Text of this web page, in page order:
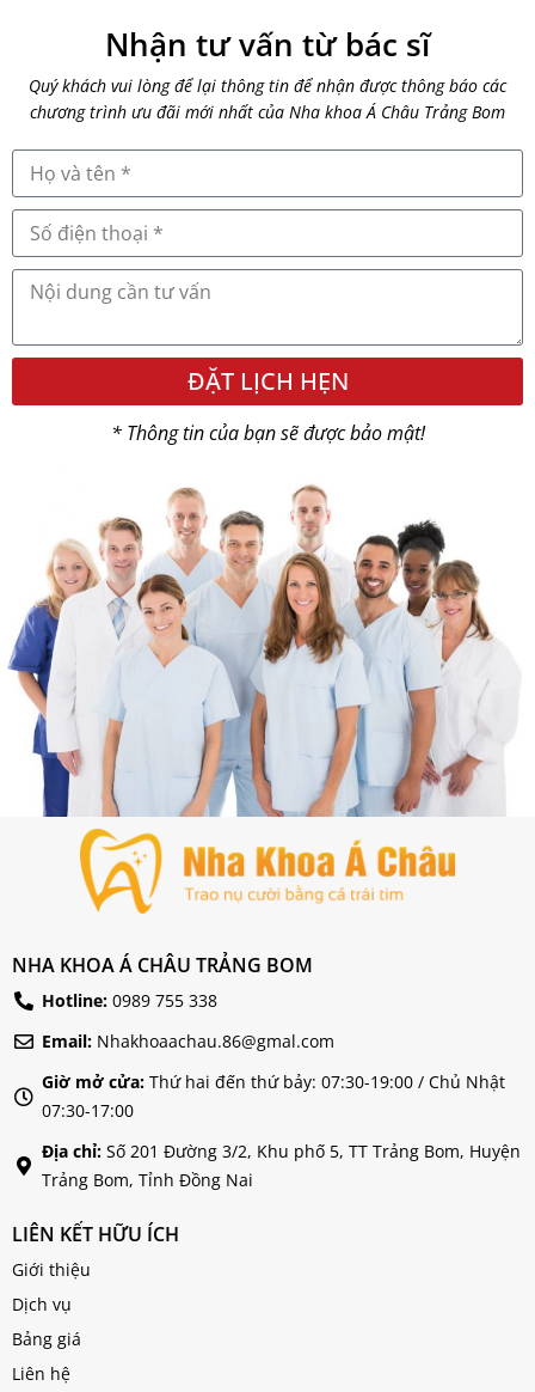
Nhận tư vấn từ bác sĩ
Quý khách vui lòng để lại thông tin để nhận được thông báo các
chương trình ưu đãi mới nhất của Nha khoa Á Châu Trảng Bom
ĐẶT LỊCH HẸN
* Thông tin của bạn sẽ được bảo mật!
NHA KHOA Á CHÂU TRẢNG BOM
Hotline: 0989 755 338
Email: Nhakhoaachau.86@gmal.com
Giờ mở cửa: Thứ hai đến thứ bảy: 07:30-19:00 / Chủ Nhật
07:30-17:00
Địa chỉ: Số 201 Đường 3/2, Khu phố 5, TT Trảng Bom, Huyện
Trảng Bom, Tỉnh Đồng Nai
LIÊN KẾT HỮU ÍCH
Giới thiệu
Dịch vụ
Bảng giá
Liên hệ